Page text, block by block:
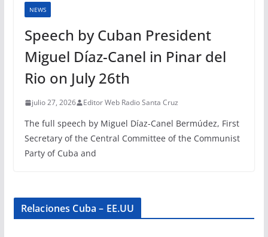
NEWS
Speech by Cuban President
Miguel Díaz-Canel in Pinar del
Rio on July 26th
julio 27, 2026 Editor Web Radio Santa Cruz
The full speech by Miguel Díaz-Canel Bermúdez, First
Secretary of the Central Committee of the Communist
Party of Cuba and
Relaciones Cuba – EE.UU